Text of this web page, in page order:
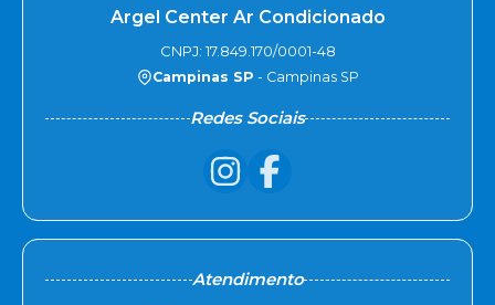
Argel Center Ar Condicionado
CNPJ: 17.849.170/0001-48
Campinas SP - Campinas SP
Redes Sociais
Atendimento